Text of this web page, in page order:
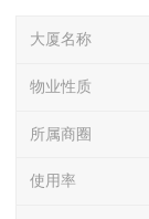
大厦名称
物业性质
所属商圈
使用率